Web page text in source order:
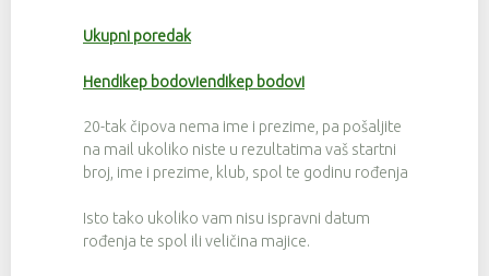
Ukupni poredak
Hendikep bodoviendikep bodovi
20-tak čipova nema ime i prezime, pa pošaljite
na mail ukoliko niste u rezultatima vaš startni
broj, ime i prezime, klub, spol te godinu rođenja
Isto tako ukoliko vam nisu ispravni datum
rođenja te spol ili veličina majice.